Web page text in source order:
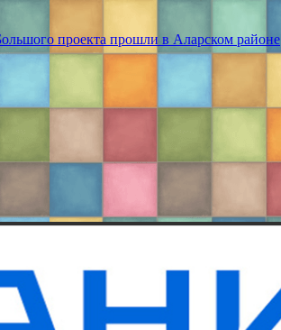
проекта прошли в Аларском районе